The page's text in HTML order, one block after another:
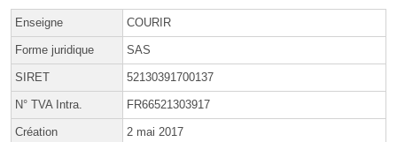
Enseigne COURIR
Forme juridique SAS
SIRET 52130391700137
N° TVA Intra. FR66521303917
Création 2 mai 2017